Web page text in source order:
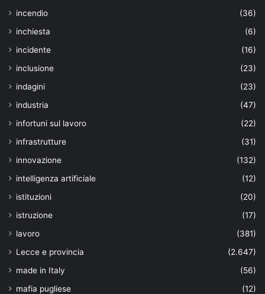
incendio
(36)
inchiesta
(6)
incidente
(16)
inclusione
(23)
indagini
(23)
industria
(47)
infortuni sul lavoro
(22)
infrastrutture
(31)
innovazione
(132)
intelligenza artificiale
(12)
istituzioni
(20)
istruzione
(17)
lavoro
(381)
Lecce e provincia
(2.647)
made in Italy
(56)
mafia pugliese
(12)